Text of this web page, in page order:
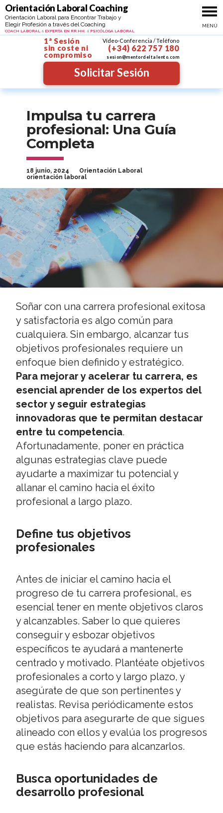
Orientacion personal y profesional
Orientación Laboral Coaching Coach Psicóloga
Orientación Laboral para Encontrar Trabajo y
Elegir Profesión a través del Coaching
MAYTE SANTIBÁÑEZ
COACH LABORAL & EXPERTA EN RR.HH. & PSICÓLOGA LABORAL
Vídeo-Conferencia / Teléfono
1ª Sesión
sin coste ni
compromiso
(+34) 622 757 180
Solicitar Sesión
sesion@mentordeltalento.com
MENÚ
Ir al contenido
Impulsa tu carrera
profesional: Una Guía
Completa
18 junio, 2024
Orientación Laboral
orientación laboral
Soñar con una carrera profesional exitosa
y satisfactoria es algo común para
cualquiera. Sin embargo, alcanzar tus
objetivos profesionales requiere un
enfoque bien definido y estratégico.
Para mejorar y acelerar tu carrera, es
esencial aprender de los expertos del
sector y seguir estrategias
innovadoras que te permitan destacar
entre tu competencia.
Afortunadamente, poner en práctica
algunas estrategias clave puede
ayudarte a maximizar tu potencial y
allanar el camino hacia el éxito
profesional a largo plazo.
Define tus objetivos
profesionales
Antes de iniciar el camino hacia el
progreso de tu carrera profesional, es
esencial tener en mente objetivos claros
y alcanzables. Saber lo que quieres
conseguir y esbozar objetivos
específicos te ayudará a mantenerte
centrado y motivado. Plantéate objetivos
profesionales a corto y largo plazo, y
asegúrate de que son pertinentes y
realistas. Revisa periódicamente estos
objetivos para asegurarte de que sigues
alineado con ellos y evalúa los progresos
que estás haciendo para alcanzarlos.
Busca oportunidades de
desarrollo profesional